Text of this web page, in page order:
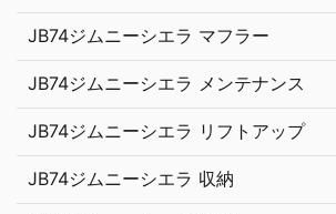
JB74ジムニーシエラ マフラー
JB74ジムニーシエラ メンテナンス
JB74ジムニーシエラ リフトアップ
JB74ジムニーシエラ 収納